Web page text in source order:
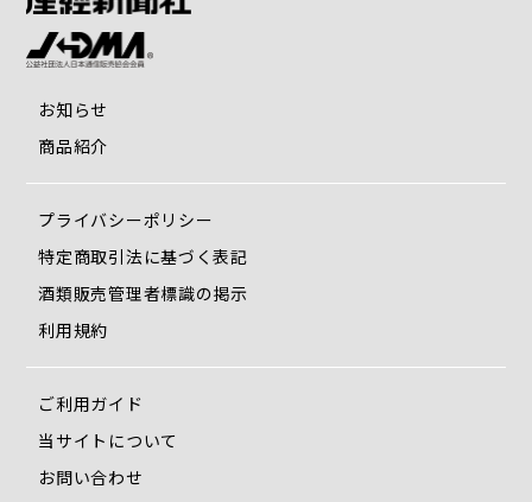
51:44
DISC-5
1.サテン・ドール 森寿男とブルーコーツ 3:31
2.C・ジャム・ブルース 〃 2:34 ※1972/1/22
3.ドント・ゲット・アラウンド・マッチ・エニモア 〃
1:36 M3〜5：メドレー ※1972/1/22
4.イン・ア・センチメンタル・ムード 〃 2:13
※1972/1/22
5.ソフィスティケイティッド・レディ 〃 2:24
7.ジャンピン・アット・ザ・ウッドサイド 〃 3:51
※1972/2/4
9.ワン・オクロック・ジャンプ 〃 4:11 ※1972/1/14
お知らせ
商品紹介
プライバシーポリシー
特定商取引法に基づく表記
酒類販売管理者標識の掲示
利用規約
ご利用ガイド
当サイトについて
お問い合わせ